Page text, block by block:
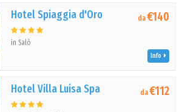
Hotel Spiaggia d'Oro
in Salò
da€140
Info
Hotel Villa Luisa Spa da€112